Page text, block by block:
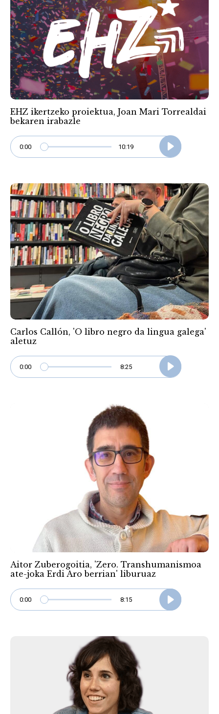
EHZ ikertzeko proiektua, Joan Mari Torrealdai
bekaren irabazle
0:00 10:19
Carlos Callón, 'O libro negro da lingua galega'
aletuz
0:00 8:25
Aitor Zuberogoitia, 'Zero. Transhumanismoa
ate-joka Erdi Aro berrian' liburuaz
0:00 8:15